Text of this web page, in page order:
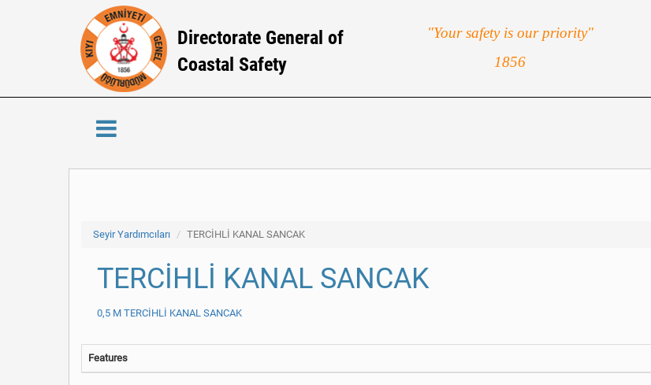
Directorate General of
Coastal Safety
"Your safety is our priority"
1856
Seyir Yardımcıları TERCİHLİ KANAL SANCAK
TERCİHLİ KANAL SANCAK
0,5 M TERCİHLİ KANAL SANCAK
Features